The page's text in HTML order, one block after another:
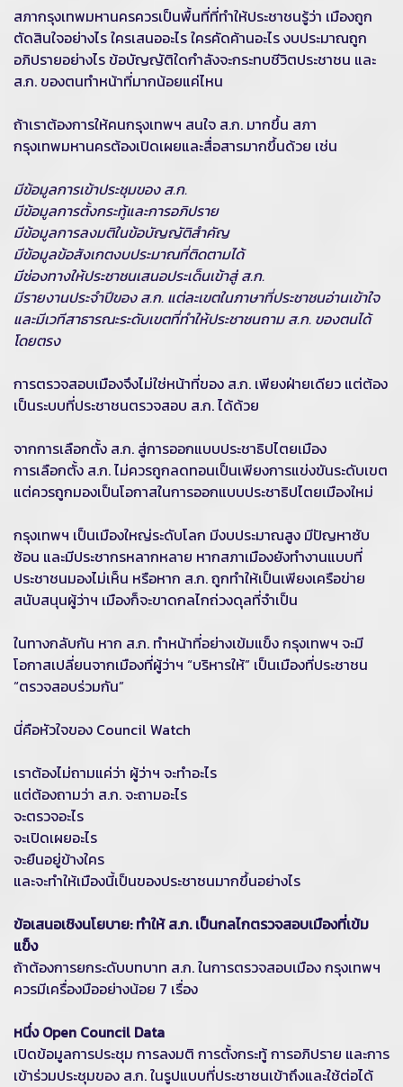
สภากรุงเทพมหานครควรเป็นพื้นที่ที่ทำให้ประชาชนรู้ว่า เมืองถูก
ตัดสินใจอย่างไร ใครเสนออะไร ใครคัดค้านอะไร งบประมาณถูก
อภิปรายอย่างไร ข้อบัญญัติใดกำลังจะกระทบชีวิตประชาชน และ
ส.ก. ของตนทำหน้าที่มากน้อยแค่ไหน
ถ้าเราต้องการให้คนกรุงเทพฯ สนใจ ส.ก. มากขึ้น สภา
กรุงเทพมหานครต้องเปิดเผยและสื่อสารมากขึ้นด้วย เช่น
มีข้อมูลการเข้าประชุมของ ส.ก.
มีข้อมูลการตั้งกระทู้และการอภิปราย
มีข้อมูลการลงมติในข้อบัญญัติสำคัญ
มีข้อมูลข้อสังเกตงบประมาณที่ติดตามได้
มีช่องทางให้ประชาชนเสนอประเด็นเข้าสู่ ส.ก.
มีรายงานประจำปีของ ส.ก. แต่ละเขตในภาษาที่ประชาชนอ่านเข้าใจ
และมีเวทีสาธารณะระดับเขตที่ทำให้ประชาชนถาม ส.ก. ของตนได้
โดยตรง
การตรวจสอบเมืองจึงไม่ใช่หน้าที่ของ ส.ก. เพียงฝ่ายเดียว แต่ต้อง
เป็นระบบที่ประชาชนตรวจสอบ ส.ก. ได้ด้วย
จากการเลือกตั้ง ส.ก. สู่การออกแบบประชาธิปไตยเมือง
การเลือกตั้ง ส.ก. ไม่ควรถูกลดทอนเป็นเพียงการแข่งขันระดับเขต
แต่ควรถูกมองเป็นโอกาสในการออกแบบประชาธิปไตยเมืองใหม่
กรุงเทพฯ เป็นเมืองใหญ่ระดับโลก มีงบประมาณสูง มีปัญหาซับ
ซ้อน และมีประชากรหลากหลาย หากสภาเมืองยังทำงานแบบที่
ประชาชนมองไม่เห็น หรือหาก ส.ก. ถูกทำให้เป็นเพียงเครือข่าย
สนับสนุนผู้ว่าฯ เมืองก็จะขาดกลไกถ่วงดุลที่จำเป็น
ในทางกลับกัน หาก ส.ก. ทำหน้าที่อย่างเข้มแข็ง กรุงเทพฯ จะมี
โอกาสเปลี่ยนจากเมืองที่ผู้ว่าฯ “บริหารให้” เป็นเมืองที่ประชาชน
“ตรวจสอบร่วมกัน”
นี่คือหัวใจของ Council Watch
เราต้องไม่ถามแค่ว่า ผู้ว่าฯ จะทำอะไร
แต่ต้องถามว่า ส.ก. จะถามอะไร
จะตรวจอะไร
จะเปิดเผยอะไร
จะยืนอยู่ข้างใคร
และจะทำให้เมืองนี้เป็นของประชาชนมากขึ้นอย่างไร
ข้อเสนอเชิงนโยบาย: ทำให้ ส.ก. เป็นกลไกตรวจสอบเมืองที่เข้ม
แข็ง
ถ้าต้องการยกระดับบทบาท ส.ก. ในการตรวจสอบเมือง กรุงเทพฯ
ควรมีเครื่องมืออย่างน้อย 7 เรื่อง
หนึ่ง Open Council Data
เปิดข้อมูลการประชุม การลงมติ การตั้งกระทู้ การอภิปราย และการ
เข้าร่วมประชุมของ ส.ก. ในรูปแบบที่ประชาชนเข้าถึงและใช้ต่อได้